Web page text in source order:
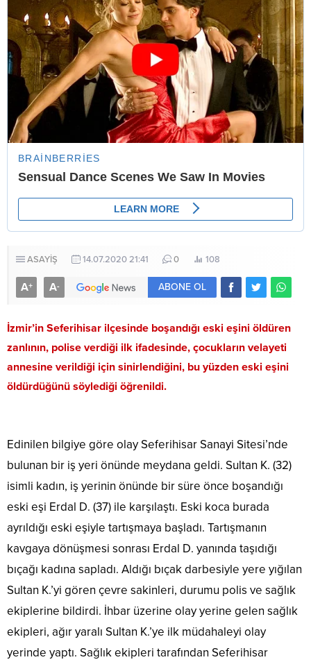
ASAYİŞ 14.07.2020 21:41 0 108
A+ A- ABONE OL
İzmir’in Seferihisar ilçesinde boşandığı eski eşini öldüren
zanlının, polise verdiği ilk ifadesinde, çocukların velayeti
annesine verildiği için sinirlendiğini, bu yüzden eski eşini
öldürdüğünü söylediği öğrenildi.
Edinilen bilgiye göre olay Seferihisar Sanayi Sitesi’nde
bulunan bir iş yeri önünde meydana geldi. Sultan K. (32)
isimli kadın, iş yerinin önünde bir süre önce boşandığı
eski eşi Erdal D. (37) ile karşılaştı. Eski koca burada
ayrıldığı eski eşiyle tartışmaya başladı. Tartışmanın
kavgaya dönüşmesi sonrası Erdal D. yanında taşıdığı
bıçağı kadına sapladı. Aldığı bıçak darbesiyle yere yığılan
Sultan K.’yi gören çevre sakinleri, durumu polis ve sağlık
ekiplerine bildirdi. İhbar üzerine olay yerine gelen sağlık
ekipleri, ağır yaralı Sultan K.’ye ilk müdahaleyi olay
yerinde yaptı. Sağlık ekipleri tarafından Seferihisar